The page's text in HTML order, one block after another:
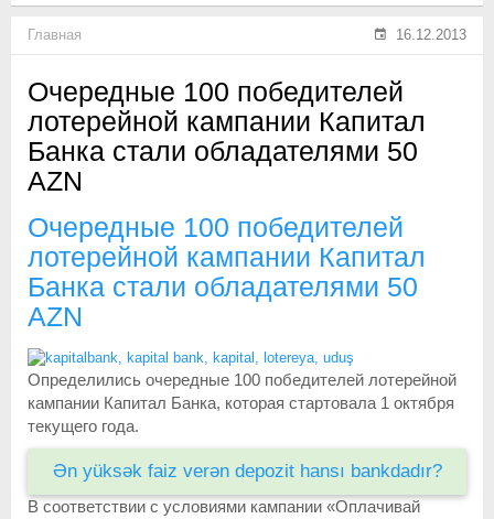
Главная 16.12.2013
Очередные 100 победителей
лотерейной кампании Капитал
Банка стали обладателями 50
AZN
Очередные 100 победителей
лотерейной кампании Капитал
Банка стали обладателями 50
AZN
Определились очередные 100 победителей лотерейной
кампании Капитал Банка, которая стартовала 1 октября
текущего года.
Ən yüksək faiz verən depozit hansı bankdadır?
В соответствии с условиями кампании «Оплачивай